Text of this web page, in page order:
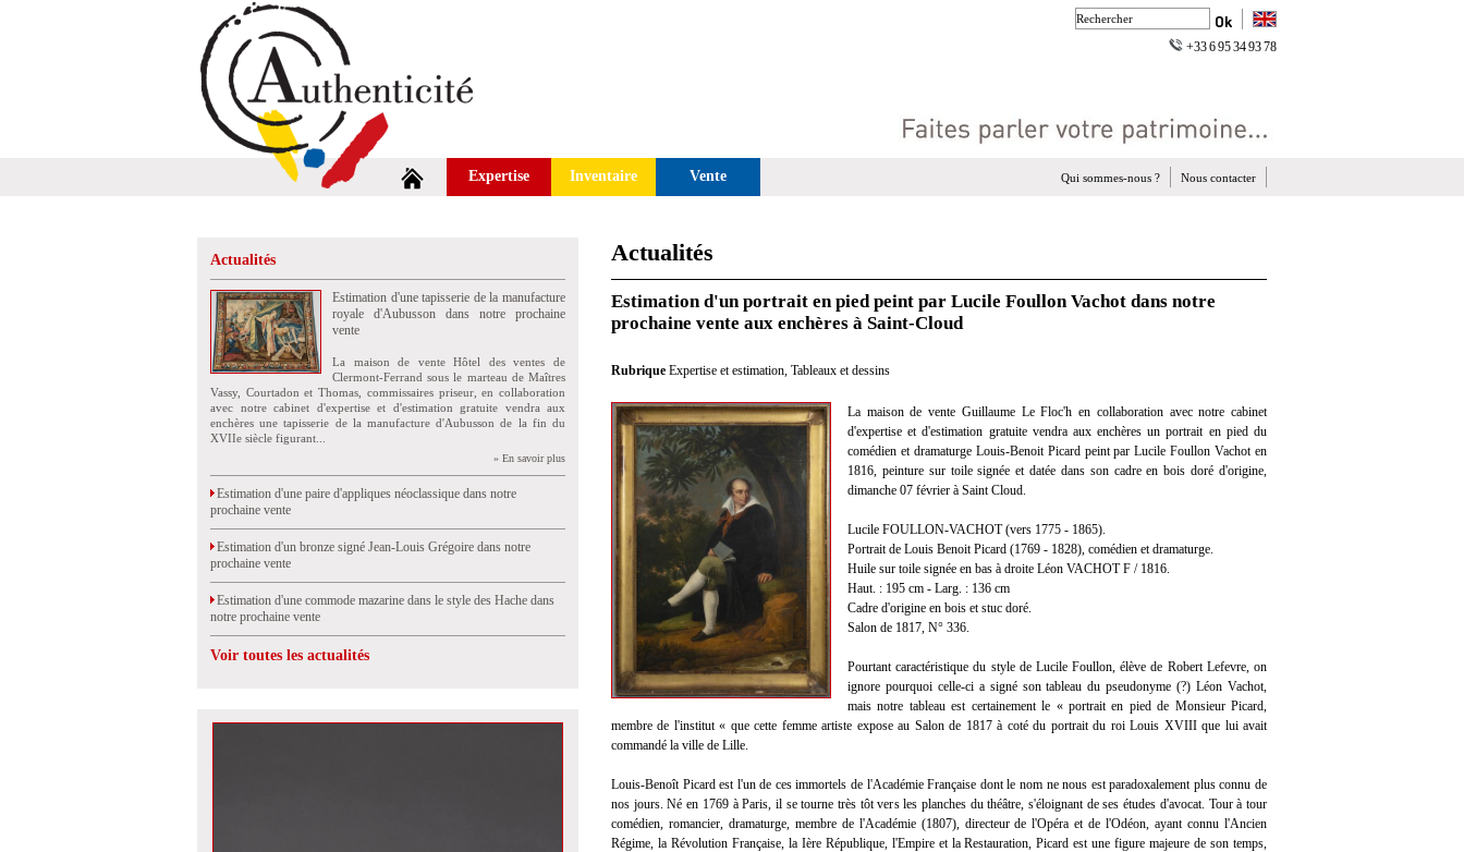
+33 6 95 34 93 78
Expertise Inventaire Vente Nous contacter
Qui sommes-nous ?
Actualités
Estimation d'une tapisserie de la manufacture
royale d'Aubusson dans notre prochaine
vente
La maison de vente Hôtel des ventes de
Clermont-Ferrand sous le marteau de Maîtres
Vassy, Courtadon et Thomas, commissaires priseur, en collaboration
avec notre cabinet d'expertise et d'estimation gratuite vendra aux
enchères une tapisserie de la manufacture d'Aubusson de la fin du
XVIIe siècle figurant...
» En savoir plus
Estimation d'une paire d'appliques néoclassique dans notre
prochaine vente
Estimation d'un bronze signé Jean-Louis Grégoire dans notre
prochaine vente
Estimation d'une commode mazarine dans le style des Hache dans
notre prochaine vente
Voir toutes les actualités
Actualités
Estimation d'un portrait en pied peint par Lucile Foullon Vachot dans notre
prochaine vente aux enchères à Saint-Cloud
Rubrique Expertise et estimation, Tableaux et dessins
La maison de vente Guillaume Le Floc'h en collaboration avec notre cabinet
d'expertise et d'estimation gratuite vendra aux enchères un portrait en pied du
comédien et dramaturge Louis-Benoit Picard peint par Lucile Foullon Vachot en
1816, peinture sur toile signée et datée dans son cadre en bois doré d'origine,
dimanche 07 février à Saint Cloud.
Lucile FOULLON-VACHOT (vers 1775 - 1865).
Portrait de Louis Benoit Picard (1769 - 1828), comédien et dramaturge.
Huile sur toile signée en bas à droite Léon VACHOT F / 1816.
Haut. : 195 cm - Larg. : 136 cm
Cadre d'origine en bois et stuc doré.
Salon de 1817, N° 336.
Pourtant caractéristique du style de Lucile Foullon, élève de Robert Lefevre, on
ignore pourquoi celle-ci a signé son tableau du pseudonyme (?) Léon Vachot,
mais notre tableau est certainement le « portrait en pied de Monsieur Picard,
membre de l'institut « que cette femme artiste expose au Salon de 1817 à coté du portrait du roi Louis XVIII que lui avait
commandé la ville de Lille.
Louis-Benoît Picard est l'un de ces immortels de l'Académie Française dont le nom ne nous est paradoxalement plus connu de
nos jours. Né en 1769 à Paris, il se tourne très tôt vers les planches du théâtre, s'éloignant de ses études d'avocat. Tour à tour
comédien, romancier, dramaturge, membre de l'Académie (1807), directeur de l'Opéra et de l'Odéon, ayant connu l'Ancien
Régime, la Révolution Française, la Ière République, l'Empire et la Restauration, Picard est une figure majeure de son temps,